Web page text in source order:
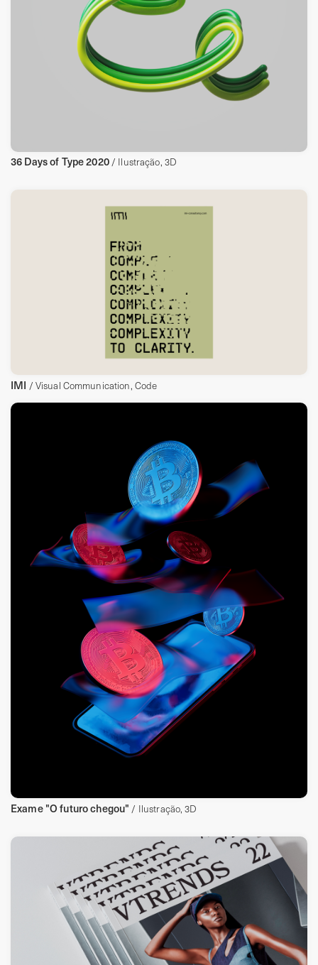
36 Days of Type 2020/ Ilustração, 3D
IMI / Visual Communication, Code
Exame "O futuro chegou" / Ilustração, 3D